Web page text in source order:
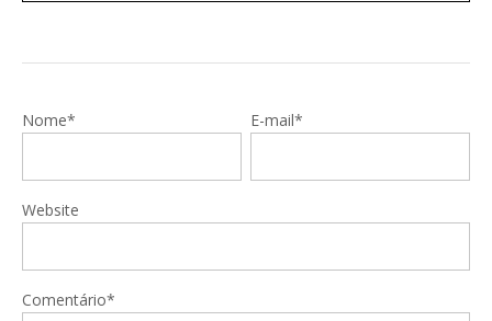
Nome* E-mail*
Website
Comentário*